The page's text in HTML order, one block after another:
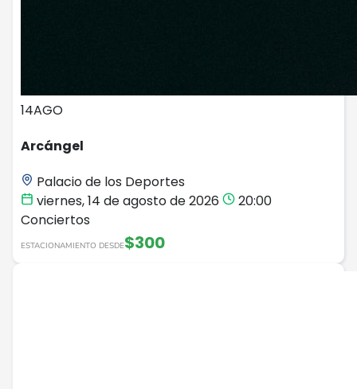
14AGO
Arcángel
Palacio de los Deportes
viernes, 14 de agosto de 2026
20:00
Conciertos
ESTACIONAMIENTO DESDE$300